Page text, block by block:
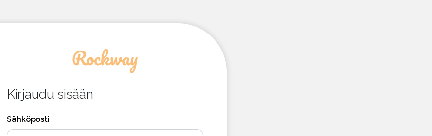
Kirjaudu sisään
Sähköposti